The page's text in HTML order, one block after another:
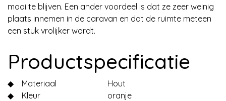
mooi te blijven. Een ander voordeel is dat ze zeer weinig
plaats innemen in de caravan en dat de ruimte meteen
een stuk vrolijker wordt.
Productspecificatie
◆ Materiaal
Hout
◆
Kleur
oranje